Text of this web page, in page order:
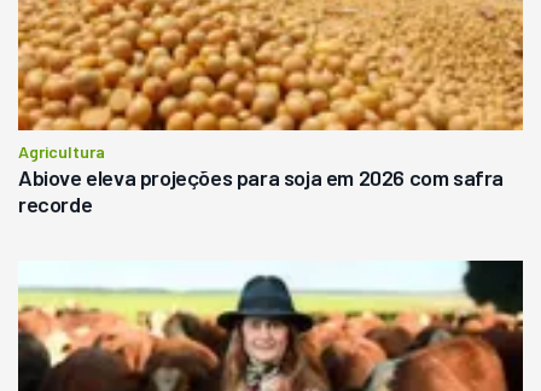
Agricultura
Abiove eleva projeções para soja em 2026 com safra
recorde